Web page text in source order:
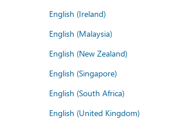
English (Ireland)
English (Malaysia)
English (New Zealand)
English (Singapore)
English (South Africa)
English (United Kingdom)